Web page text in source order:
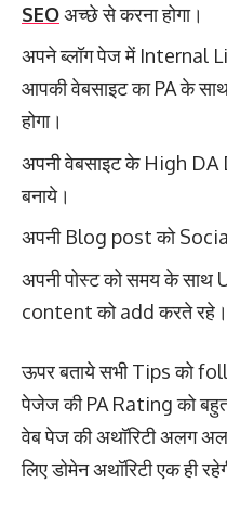
SEOअच्छे से करना होगा।
अपने ब्लॉग पेज में Internal
आपकी वेबसाइट का PA के
होगा।
अपनी वेबसाइट के High
बनाये।
अपनी Blog post को
अपनी पोस्ट को समय के
content को add करते रहे।
ऊपर बताये सभी Tips को
पेजेज की PA Rating को
वेब पेज की अथॉरिटी अलग
लिए डोमेन अथॉरिटी एक ही